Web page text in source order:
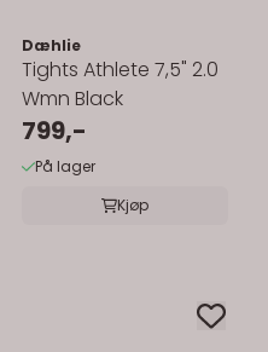
Dæhlie
Tights Athlete 7,5" 2.0
Wmn Black
799,-
På lager
Kjøp